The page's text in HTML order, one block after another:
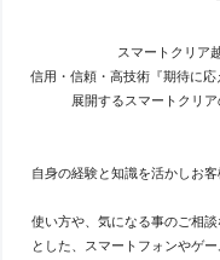
スマートクリア
信用・信頼・高技術『期待に
展開するスマートクリ
自身の経験と知識を活かしお
使い方や、気になる事のご相
とした、スマートフォンやゲ